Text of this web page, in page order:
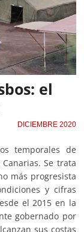
el
DICIEMBRE 2020
temporales de
Se trata
más progresista
y cifras
el 2015 en la
gobernado por
sus costas